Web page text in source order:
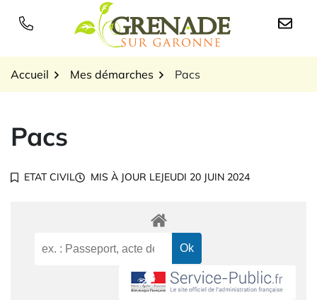
Logo Grenade sur
Accueil Mes démarches Pacs
Pacs
ETAT CIVIL MIS À JOUR LEJEUDI 20 JUIN 2024